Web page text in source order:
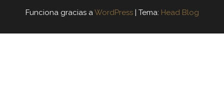
Funciona gracias aWordPress | Tema: Head Blog